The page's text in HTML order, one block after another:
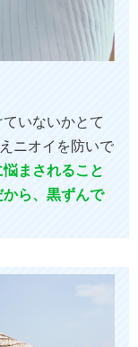
いないかとて
ニオイを防いで
まされること
ら、黒ずんで